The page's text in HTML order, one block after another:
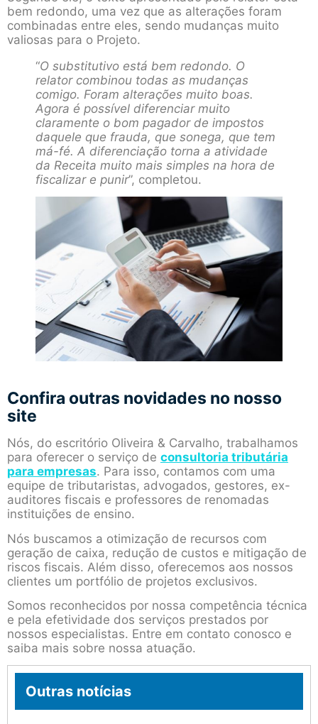
bem redondo, uma vez que as alterações foram
combinadas entre eles, sendo mudanças muito
valiosas para o Projeto.
“O substitutivo está bem redondo. O
relator combinou todas as mudanças
comigo. Foram alterações muito boas.
Agora é possível diferenciar muito
claramente o bom pagador de impostos
daquele que frauda, que sonega, que tem
má-fé. A diferenciação torna a atividade
da Receita muito mais simples na hora de
fiscalizar e punir”, completou.
Confira outras novidades no nosso
site
Nós, do escritório Oliveira & Carvalho, trabalhamos
para oferecer o serviço de consultoria tributária
para empresas. Para isso, contamos com uma
equipe de tributaristas, advogados, gestores, ex-
auditores fiscais e professores de renomadas
instituições de ensino.
Nós buscamos a otimização de recursos com
geração de caixa, redução de custos e mitigação de
riscos fiscais. Além disso, oferecemos aos nossos
clientes um portfólio de projetos exclusivos.
Somos reconhecidos por nossa competência técnica
e pela efetividade dos serviços prestados por
nossos especialistas. Entre em contato conosco e
saiba mais sobre nossa atuação.
Outras notícias